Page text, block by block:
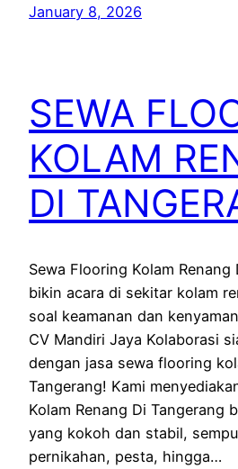
January 8, 2026
SEWA
KOLAM
DI
Sewa Flooring Kolam Renang
bikin acara di sekitar kolam
soal keamanan dan
CV Mandiri Jaya Kolaborasi
dengan jasa sewa flooring
Tangerang! Kami
Kolam Renang Di Tangerang
yang kokoh dan stabil,
pernikahan, pesta, hingga…